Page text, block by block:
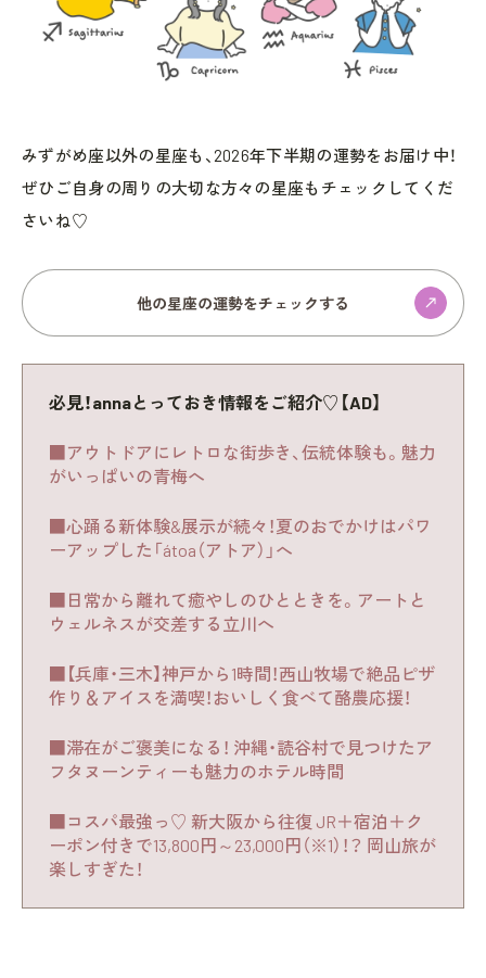
みずがめ座以外の星座も、2026年下半期の運勢をお届け中！
ぜひご自身の周りの大切な方々の星座もチェックしてくだ
さいね♡
他の星座の運勢をチェックする
必見！annaとっておき情報をご紹介♡【AD】
■アウトドアにレトロな街歩き、伝統体験も。魅力
がいっぱいの青梅へ
■心踊る新体験&展示が続々！夏のおでかけはパワ
ーアップした「átoa（アトア）」へ
■日常から離れて癒やしのひとときを。アートと
ウェルネスが交差する立川へ
■【兵庫・三木】神戸から1時間！西山牧場で絶品ピザ
作り＆アイスを満喫！おいしく食べて酪農応援！
■滞在がご褒美になる！ 沖縄・読谷村で見つけたア
フタヌーンティーも魅力のホテル時間
■コスパ最強っ♡ 新大阪から往復 JR＋宿泊＋ク
ーポン付きで13,800円～23,000円（※1）！？ 岡山旅が
楽しすぎた！